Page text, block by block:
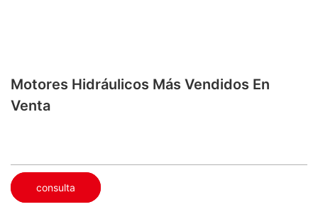
Motores Hidráulicos Más Vendidos En
Venta
consulta